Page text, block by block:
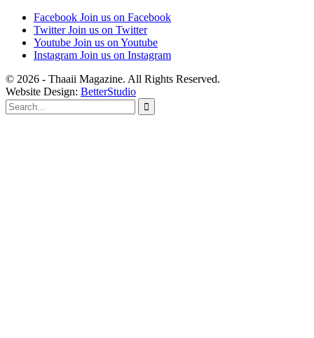
Facebook Join us on Facebook
Twitter Join us on Twitter
Youtube Join us on Youtube
Instagram Join us on Instagram
© 2026 - Thaaii Magazine. All Rights Reserved.
Website Design: BetterStudio